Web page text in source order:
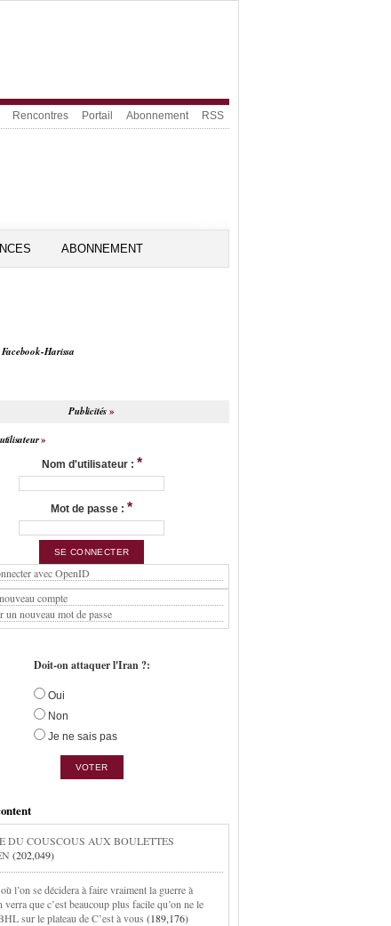
Rencontres Portail Abonnement RSS
ABONNEMENT
Harissa
Publicités
Nom d'utilisateur : *
Mot de passe : *
avec OpenID
compte
un nouveau mot de passe
Doit-on attaquer l'Iran ?:
Oui
Non
Je ne sais pas
DU COUSCOUS AUX BOULETTES
(202,049)
l’on se décidera à faire vraiment la guerre à
verra que c’est beaucoup plus facile qu’on ne le
sur le plateau de C’est à vous (189,176)